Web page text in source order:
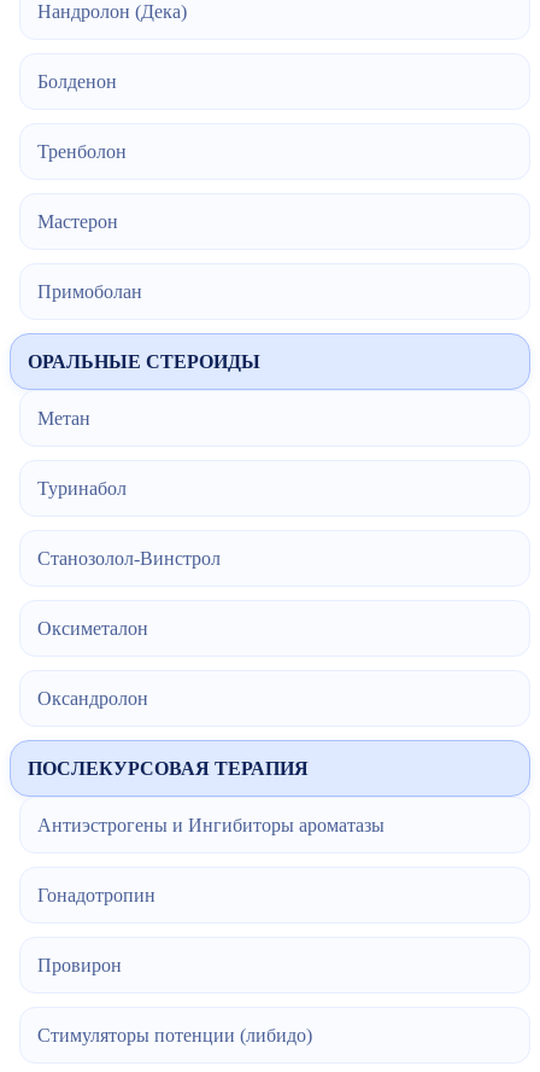
Нандролон (Дека)
Болденон
Тренболон
Мастерон
Примоболан
ОРАЛЬНЫЕ СТЕРОИДЫ
Метан
Туринабол
Станозолол-Винстрол
Оксиметалон
Оксандролон
ПОСЛЕКУРСОВАЯ ТЕРАПИЯ
Антиэстрогены и Ингибиторы ароматазы
Гонадотропин
Провирон
Стимуляторы потенции (либидо)